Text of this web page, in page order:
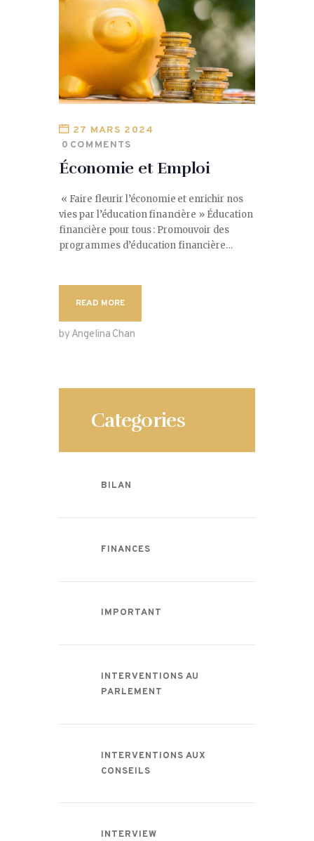
27 MARS 2024
0 COMMENTS
Économie et Emploi
« Faire fleurir l’économie et enrichir nos
vies par l’éducation financière » Éducation
financière pour tous : Promouvoir des
programmes d’éducation financière…
READ MORE
by Angelina Chan
Categories
BILAN
FINANCES
IMPORTANT
INTERVENTIONS AU
PARLEMENT
INTERVENTIONS AUX
CONSEILS
INTERVIEW